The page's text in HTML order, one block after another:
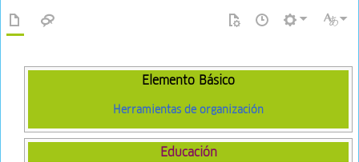
Elemento Básico
Herramientas de organización
Educación